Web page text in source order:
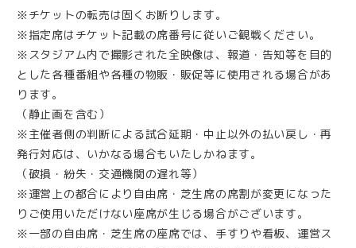
※チケットの転売は固くお断りします。
※指定席はチケット記載の席番号に従いご観戦ください。
※スタジアム内で撮影された全映像は、報道・告知等を目的
とした各種番組や各種の物販・販促等に使用される場合があ
ります。
（静止画を含む）
※主催者側の判断による試合延期・中止以外の払い戻し・再
発行対応は、いかなる場合もいたしかねます。
（破損・紛失・交通機関の遅れ等）
※運営上の都合により自由席・芝生席の席割が変更になった
りご使用いただけない座席が生じる場合がございます。
※一部の自由席・芝生席の座席では、手すりや看板、運営ス